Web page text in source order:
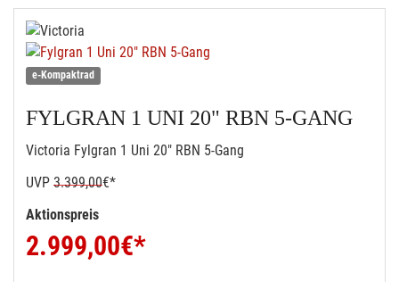
e-Kompaktrad
FYLGRAN 1 UNI 20" RBN 5-GANG
Victoria Fylgran 1 Uni 20" RBN 5-Gang
UVP 3.399,00€*
Aktionspreis
2.999,00€*